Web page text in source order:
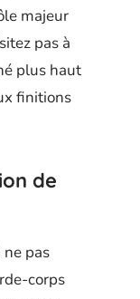
majeur
pas à
plus haut
finitions
de
pas
corps